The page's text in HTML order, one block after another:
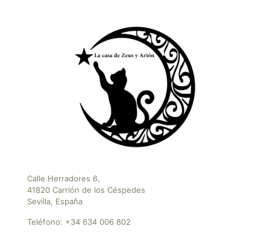
Calle Herradores 6,
41820 Carrión de los Céspedes
Sevilla, España
Teléfono: +34 634 006 802